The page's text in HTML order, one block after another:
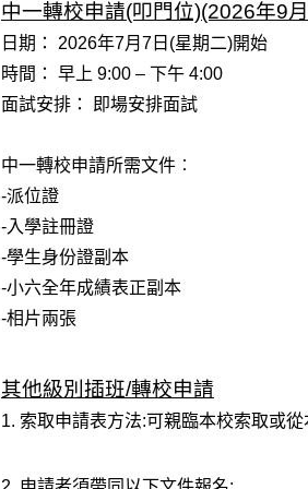
中一轉校申請(叩門位)(2026年9
日期： 2026年7月7日(星期二)開始
時間： 早上 9:00 – 下午 4:00
面試安排： 即場安排面試
中一轉校申請所需文件︰
-派位證
-入學註冊證
-學生身份證副本
-小六全年成績表正副本
-相片兩張
其他級別插班/轉校申請
1. 索取申請表方法:可親臨本校索取或從